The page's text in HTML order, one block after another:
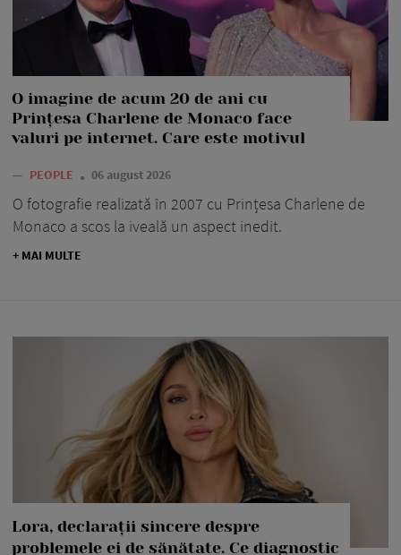
O imagine de acum 20 de ani cu
Prințesa Charlene de Monaco face
valuri pe internet. Care este motivul
— PEOPLE 06 august 2026
O fotografie realizată în 2007 cu Prințesa Charlene de
Monaco a scos la iveală un aspect inedit.
+ MAI MULTE
Lora, declarații sincere despre
problemele ei de sănătate. Ce diagnostic